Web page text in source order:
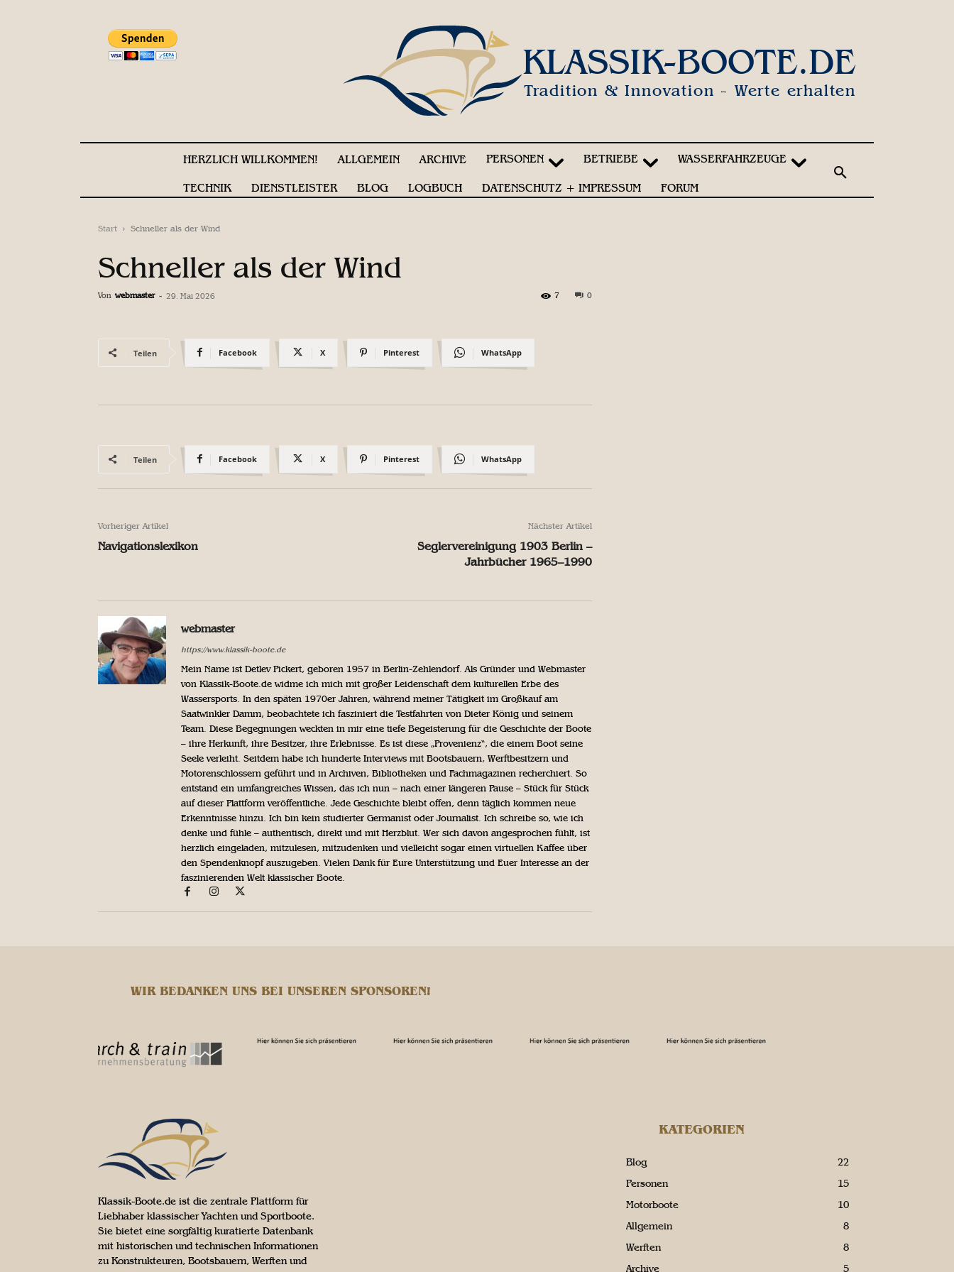
KLASSIK-BOOTE.DE
Tradition & Innovation - Werte erhalten
HERZLICH WILLKOMMEN! ALLGEMEIN ARCHIVE PERSONEN BETRIEBE WASSERFAHRZEUGE
TECHNIK DIENSTLEISTER BLOG LOGBUCH DATENSCHUTZ + IMPRESSUM FORUM
Start Schneller als der Wind
Schneller als der Wind
Von webmaster - 29. Mai 2026 0
7
Teilen Facebook X Pinterest WhatsApp
Teilen Facebook X Pinterest WhatsApp
Vorheriger Artikel
Navigationslexikon
Nächster Artikel
Seglervereinigung 1903 Berlin –
Jahrbücher 1965–1990
webmaster
https://www.klassik-boote.de
Mein Name ist Detlev Pickert, geboren 1957 in Berlin-Zehlendorf. Als Gründer und Webmaster
von Klassik-Boote.de widme ich mich mit großer Leidenschaft dem kulturellen Erbe des
Wassersports. In den späten 1970er Jahren, während meiner Tätigkeit im Großkauf am
Saatwinkler Damm, beobachtete ich fasziniert die Testfahrten von Dieter König und seinem
Team. Diese Begegnungen weckten in mir eine tiefe Begeisterung für die Geschichte der Boote
– ihre Herkunft, ihre Besitzer, ihre Erlebnisse. Es ist diese „Provenienz“, die einem Boot seine
Seele verleiht. Seitdem habe ich hunderte Interviews mit Bootsbauern, Werftbesitzern und
Motorenschlossern geführt und in Archiven, Bibliotheken und Fachmagazinen recherchiert. So
entstand ein umfangreiches Wissen, das ich nun – nach einer längeren Pause – Stück für Stück
auf dieser Plattform veröffentliche. Jede Geschichte bleibt offen, denn täglich kommen neue
Erkenntnisse hinzu. Ich bin kein studierter Germanist oder Journalist. Ich schreibe so, wie ich
denke und fühle – authentisch, direkt und mit Herzblut. Wer sich davon angesprochen fühlt, ist
herzlich eingeladen, mitzulesen, mitzudenken und vielleicht sogar einen virtuellen Kaffee über
den Spendenknopf auszugeben. Vielen Dank für Eure Unterstützung und Euer Interesse an der
faszinierenden Welt klassischer Boote.
WIR BEDANKEN UNS BEI UNSEREN SPONSOREN!
Klassik-Boote.de ist die zentrale Plattform für
Liebhaber klassischer Yachten und Sportboote.
Sie bietet eine sorgfältig kuratierte Datenbank
mit historischen und technischen Informationen
zu Konstrukteuren, Bootsbauern, Werften und
KATEGORIEN
Blog
22
Personen
15
Motorboote
10
Allgemein
8
Werften
8
Archive
5